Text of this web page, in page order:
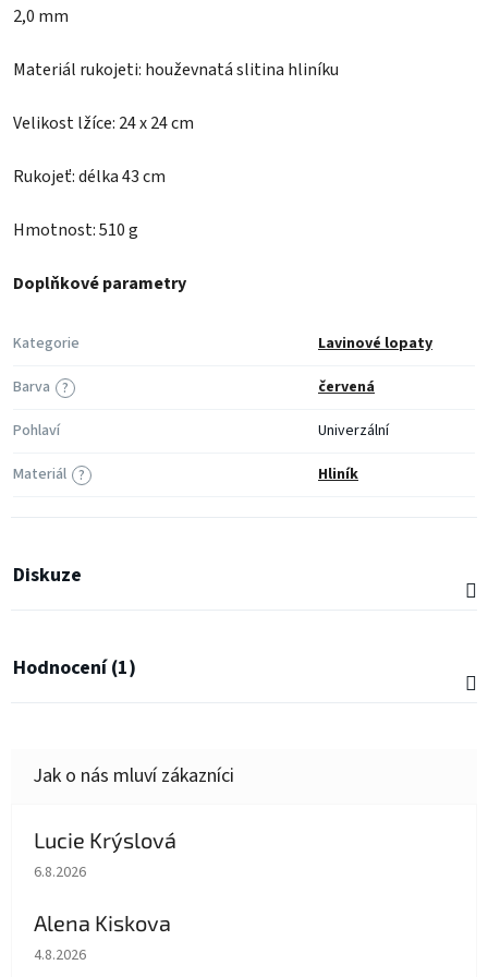
2,0 mm
Materiál rukojeti: houževnatá slitina hliníku
Velikost lžíce: 24 x 24 cm
Rukojeť: délka 43 cm
Hmotnost: 510 g
Doplňkové parametry
Kategorie Lavinové lopaty
?
Barva
červená
Pohlaví
Univerzální
?
Materiál Hliník
Diskuze
Hodnocení (1)
Lucie Krýslová
Hodnocení obchodu je 5 z 5 hvězdiček.
6.8.2026
Alena Kiskova
Hodnocení obchodu je 5 z 5 hvězdiček.
4.8.2026